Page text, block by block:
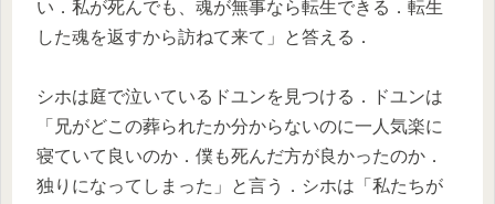
い．私が死んでも、魂が無事なら転生できる．転生
した魂を返すから訪ねて来て」と答える．
シホは庭で泣いているドユンを見つける．ドユンは
「兄がどこの葬られたか分からないのに一人気楽に
寝ていて良いのか．僕も死んだ方が良かったのか．
独りになってしまった」と言う．シホは「私たちが